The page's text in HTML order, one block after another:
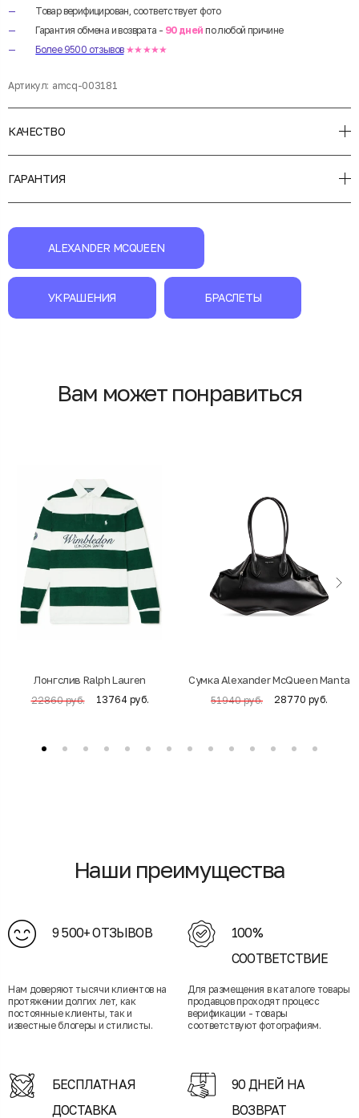
Товар верифицирован, соответствует фото
Гарантия обмена и возврата - 90 дней по любой причине
Более 9500 отзывов ★★★★★
Артикул: amcq-003181
КАЧЕСТВО
ГАРАНТИЯ
ALEXANDER MCQUEEN
УКРАШЕНИЯ БРАСЛЕТЫ
Вам может понравиться
Лонгслив Ralph Lauren
22860 руб. 13764 руб.
Cумка Alexander McQueen Manta
51940 руб. 28770 руб.
Наши преимущества
9 500+ ОТЗЫВОВ
Нам доверяют тысячи клиентов на
протяжении долгих лет, как
постоянные клиенты, так и
известные блогеры и стилисты.
100%
СООТВЕТСТВИЕ
Для размещения в каталоге товары
продавцов проходят процесс
верификации - товары
соответствуют фотографиям.
БЕСПЛАТНАЯ
ДОСТАВКА
90 ДНЕЙ НА
ВОЗВРАТ